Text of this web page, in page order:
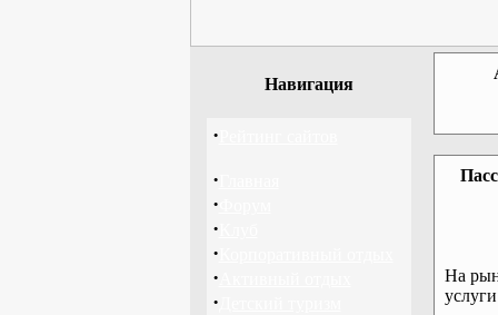
Навигация
·
·
·
·
·
·
·
На